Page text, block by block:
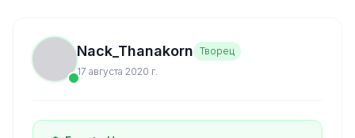
Nack_Thanakorn Творец
17 августа 2020 г.